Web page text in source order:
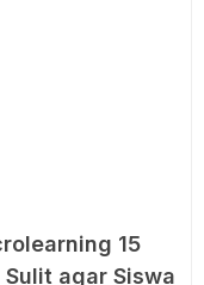
15
agar Siswa